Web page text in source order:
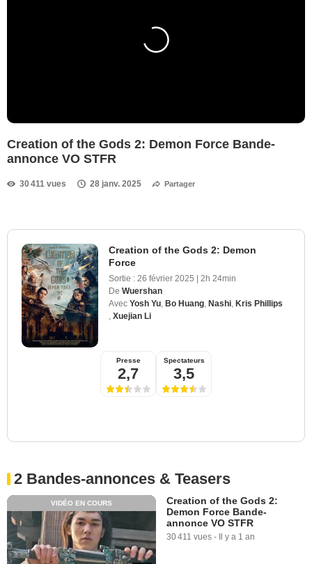
Creation of the Gods 2: Demon Force Bande-
annonce VO STFR
30 411 vues 28 janv. 2025 Partager
Creation of the Gods 2: Demon
Force
Sortie : 26 février 2025 | 2h 24min
De Wuershan
Avec Yosh Yu Bo Huang Nashi Kris Phillips
Xuejian Li
Presse
2,7
Spectateurs
3,5
2 Bandes-annonces & Teasers
VIDÉO EN COURS
Creation of the Gods 2:
Demon Force Bande-
annonce VO STFR
30 411 vues - Il y a 1 an